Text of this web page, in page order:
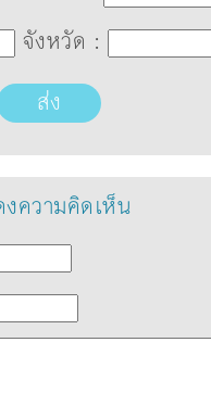
จังหวัด :
ส่ง
ความคิดเห็น